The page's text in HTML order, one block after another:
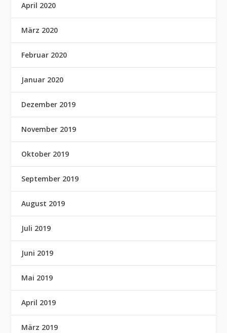
April 2020
März 2020
Februar 2020
Januar 2020
Dezember 2019
November 2019
Oktober 2019
September 2019
August 2019
Juli 2019
Juni 2019
Mai 2019
April 2019
März 2019